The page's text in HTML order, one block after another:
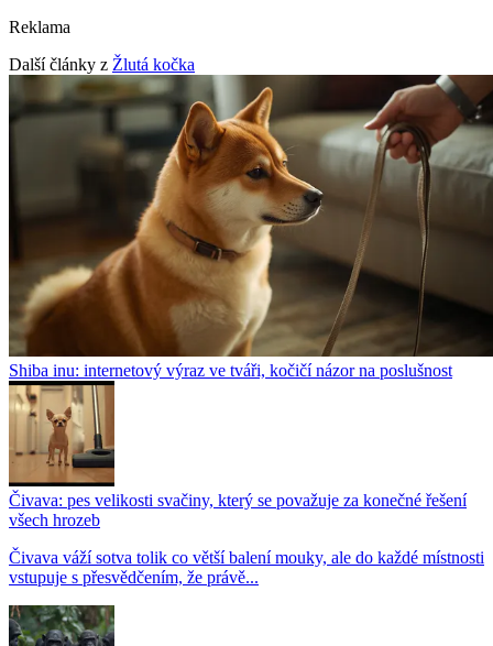
Reklama
Další články z Žlutá kočka
Shiba inu: internetový výraz ve tváři, kočičí názor na poslušnost
Čivava: pes velikosti svačiny, který se považuje za konečné řešení
všech hrozeb
Čivava váží sotva tolik co větší balení mouky, ale do každé místnosti
vstupuje s přesvědčením, že právě...